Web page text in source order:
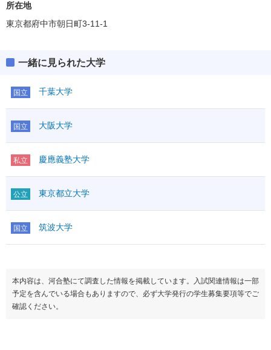
所在地
東京都府中市朝日町3-11-1
一緒に見られた大学
国立 千葉大学
国立 大阪大学
私立 慶應義塾大学
公立 東京都立大学
国立 筑波大学
本内容は、河合塾にて調査した情報を掲載しています。入試関連情報は一部
予定を含んでいる場合もありますので、必ず大学発行の学生募集要項等でご
確認ください。